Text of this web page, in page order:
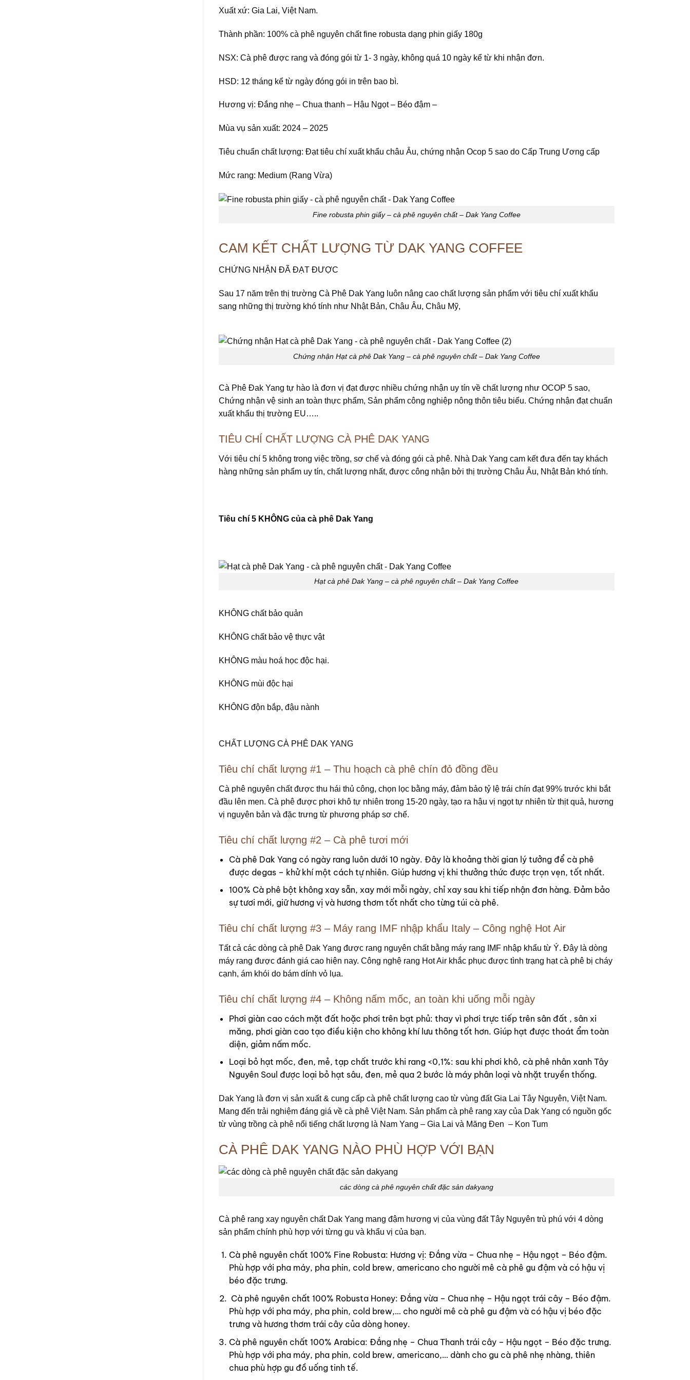
Xuất xứ: Gia Lai, Việt Nam.
Thành phần: 100% cà phê nguyên chất fine robusta dạng phin giấy 180g
NSX: Cà phê được rang và đóng gói từ 1- 3 ngày, không quá 10 ngày kể từ khi nhận đơn.
HSD: 12 tháng kể từ ngày đóng gói in trên bao bì.
Hương vị: Đắng nhẹ – Chua thanh – Hậu Ngọt – Béo đậm –
Mùa vụ sản xuất: 2024 – 2025
Tiêu chuẩn chất lượng: Đạt tiêu chí xuất khẩu châu Âu, chứng nhận Ocop 5 sao do Cấp Trung Ương cấp
Mức rang: Medium (Rang Vừa)
Fine robusta phin giấy – cà phê nguyên chất – Dak Yang Coffee
CAM KẾT CHẤT LƯỢNG TỪ DAK YANG COFFEE
CHỨNG NHẬN ĐÃ ĐẠT ĐƯỢC
Sau 17 năm trên thị trường Cà Phê Dak Yang luôn nâng cao chất lượng sản phẩm với tiêu chí xuất khẩu
sang những thị trường khó tính như Nhật Bản, Châu Âu, Châu Mỹ,
Chứng nhận Hạt cà phê Dak Yang – cà phê nguyên chất – Dak Yang Coffee
Cà Phê Đak Yang tự hào là đơn vị đạt được nhiều chứng nhận uy tín về chất lượng như OCOP 5 sao,
Chứng nhận vệ sinh an toàn thực phẩm, Sản phẩm công nghiệp nông thôn tiêu biểu. Chứng nhận đạt chuẩn
xuất khẩu thị trường EU…..
TIÊU CHÍ CHẤT LƯỢNG CÀ PHÊ DAK YANG
Với tiêu chí 5 không trong việc trồng, sơ chế và đóng gói cà phê. Nhà Dak Yang cam kết đưa đến tay khách
hàng những sản phẩm uy tín, chất lượng nhất, được công nhận bởi thị trường Châu Âu, Nhật Bản khó tính.
Tiêu chí 5 KHÔNG của cà phê Dak Yang
Hạt cà phê Dak Yang – cà phê nguyên chất – Dak Yang Coffee
KHÔNG chất bảo quản
KHÔNG chất bảo vệ thực vật
KHÔNG màu hoá học độc hại.
KHÔNG mùi độc hại
KHÔNG độn bắp, đậu nành
CHẤT LƯỢNG CÀ PHÊ DAK YANG
Tiêu chí chất lượng #1 – Thu hoạch cà phê chín đỏ đồng đều
Cà phê nguyên chất được thu hái thủ công, chọn lọc bằng máy, đảm bảo tỷ lệ trái chín đạt 99% trước khi bắt
đầu lên men. Cà phê được phơi khô tự nhiên trong 15-20 ngày, tạo ra hậu vị ngọt tự nhiên từ thịt quả, hương
vị nguyên bản và đặc trưng từ phương pháp sơ chế.
Tiêu chí chất lượng #2 – Cà phê tươi mới
Cà phê Dak Yang có ngày rang luôn dưới 10 ngày. Đây là khoảng thời gian lý tưởng để cà phê
được degas – khử khí một cách tự nhiên. Giúp hương vị khi thưởng thức được trọn vẹn, tốt nhất.
100% Cà phê bột không xay sẵn, xay mới mỗi ngày, chỉ xay sau khi tiếp nhận đơn hàng. Đảm bảo
sự tươi mới, giữ hương vị và hương thơm tốt nhất cho từng túi cà phê.
Tiêu chí chất lượng #3 – Máy rang IMF nhập khẩu Italy – Công nghệ Hot Air
Tất cả các dòng cà phê Dak Yang được rang nguyên chất bằng máy rang IMF nhập khẩu từ Ý. Đây là dòng
máy rang được đánh giá cao hiện nay. Công nghệ rang Hot Air khắc phục được tình trạng hạt cà phê bị cháy
cạnh, ám khói do bám dính vỏ lụa.
Tiêu chí chất lượng #4 – Không nấm mốc, an toàn khi uống mỗi ngày
Phơi giàn cao cách mặt đất hoặc phơi trên bạt phủ: thay vì phơi trực tiếp trên sân đất , sân xi
măng, phơi giàn cao tạo điều kiện cho không khí lưu thông tốt hơn. Giúp hạt được thoát ẩm toàn
diện, giảm nấm mốc.
Loại bỏ hạt mốc, đen, mẻ, tạp chất trước khi rang <0,1%: sau khi phơi khô, cà phê nhân xanh Tây
Nguyên Soul được loại bỏ hạt sâu, đen, mẻ qua 2 bước là máy phân loại và nhặt truyền thống.
Dak Yang là đơn vị sản xuất & cung cấp cà phê chất lượng cao từ vùng đất Gia Lai Tây Nguyên, Việt Nam.
Mang đến trải nghiệm đáng giá về cà phê Việt Nam. Sản phẩm cà phê rang xay của Dak Yang có nguồn gốc
từ vùng trồng cà phê nổi tiếng chất lượng là Nam Yang – Gia Lai và Măng Đen – Kon Tum
CÀ PHÊ DAK YANG NÀO PHÙ HỢP VỚI BẠN
các dòng cà phê nguyên chất đặc sản dakyang
Cà phê rang xay nguyên chất Dak Yang mang đậm hương vị của vùng đất Tây Nguyên trù phú với 4 dòng
sản phẩm chính phù hợp với từng gu và khẩu vị của bạn.
Cà phê nguyên chất 100% Fine Robusta: Hương vị: Đắng vừa – Chua nhẹ – Hậu ngọt – Béo đậm.
Phù hợp với pha máy, pha phin, cold brew, americano cho người mê cà phê gu đậm và có hậu vị
béo đặc trưng.
Cà phê nguyên chất 100% Robusta Honey: Đắng vừa – Chua nhẹ – Hậu ngọt trái cây – Béo đậm.
Phù hợp với pha máy, pha phin, cold brew,… cho người mê cà phê gu đậm và có hậu vị béo đặc
trưng và hương thơm trái cây của dòng honey.
Cà phê nguyên chất 100% Arabica: Đắng nhẹ – Chua Thanh trái cây – Hậu ngọt – Béo đặc trưng.
Phù hợp với pha máy, pha phin, cold brew, americano,… dành cho gu cà phê nhẹ nhàng, thiên
chua phù hợp gu đồ uống tinh tế.